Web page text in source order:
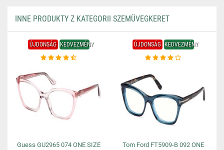
INNE PRODUKTY Z KATEGORII SZEMÜVEGKERET
ÚJDONSÁG KEDVEZMÉNY
Guess GU2965 074 ONE SIZE
ÚJDONSÁG KEDVEZMÉNY
Tom Ford FT5909-B 092 ONE